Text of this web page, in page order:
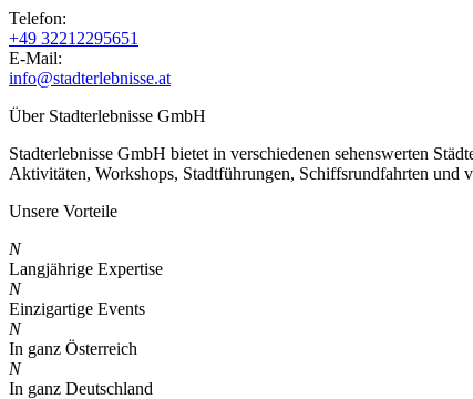
Telefon:
+49 32212295651
E-Mail:
info@stadterlebnisse.at
Über Stadterlebnisse GmbH
Stadterlebnisse GmbH bietet in verschiedenen sehenswerten
Aktivitäten, Workshops, Stadtführungen, Schiffsrundfahrten und
Unsere Vorteile
N
Langjährige Expertise
N
Einzigartige Events
N
In ganz Österreich
N
In ganz Deutschland